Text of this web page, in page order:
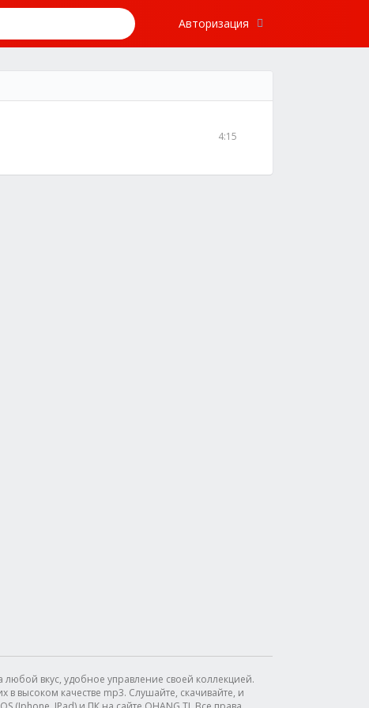
Авторизация
4:15
вкус, удобное управление своей коллекцией.
высоком качестве mp3. Слушайте, скачивайте, и